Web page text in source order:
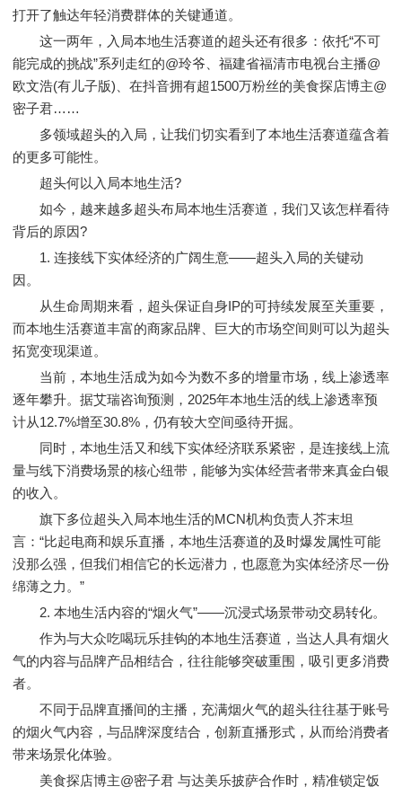
打开了触达年轻消费群体的关键通道。
这一两年，入局本地生活赛道的超头还有很多：依托“不可
能完成的挑战”系列走红的@玲爷、福建省福清市电视台主播@
欧文浩(有儿子版)、在抖音拥有超1500万粉丝的美食探店博主@
密子君……
多领域超头的入局，让我们切实看到了本地生活赛道蕴含着
的更多可能性。
超头何以入局本地生活?
如今，越来越多超头布局本地生活赛道，我们又该怎样看待
背后的原因?
1. 连接线下实体经济的广阔生意——超头入局的关键动
因。
从生命周期来看，超头保证自身IP的可持续发展至关重要，
而本地生活赛道丰富的商家品牌、巨大的市场空间则可以为超头
拓宽变现渠道。
当前，本地生活成为如今为数不多的增量市场，线上渗透率
逐年攀升。据艾瑞咨询预测，2025年本地生活的线上渗透率预
计从12.7%增至30.8%，仍有较大空间亟待开掘。
同时，本地生活又和线下实体经济联系紧密，是连接线上流
量与线下消费场景的核心纽带，能够为实体经营者带来真金白银
的收入。
旗下多位超头入局本地生活的MCN机构负责人芥末坦
言：“比起电商和娱乐直播，本地生活赛道的及时爆发属性可能
没那么强，但我们相信它的长远潜力，也愿意为实体经济尽一份
绵薄之力。”
2. 本地生活内容的“烟火气”——沉浸式场景带动交易转化。
作为与大众吃喝玩乐挂钩的本地生活赛道，当达人具有烟火
气的内容与品牌产品相结合，往往能够突破重围，吸引更多消费
者。
不同于品牌直播间的主播，充满烟火气的超头往往基于账号
的烟火气内容，与品牌深度结合，创新直播形式，从而给消费者
带来场景化体验。
美食探店博主@密子君 与达美乐披萨合作时，精准锁定饭